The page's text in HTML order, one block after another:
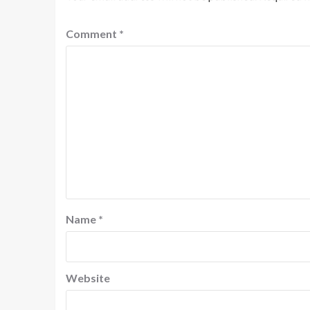
Comment *
Name *
Website